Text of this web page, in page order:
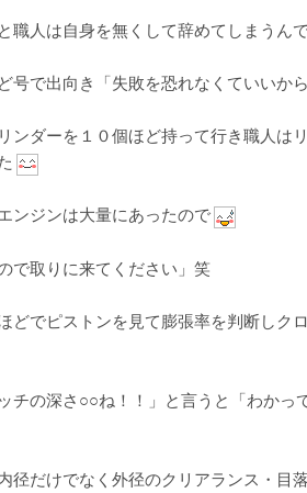
職人は自身を無くして辞めてしまうん
号で出向き「失敗を恐れなくていいか
ンダーを１０個ほど持って行き職人は
ンジンは大量にあったので
で取りに来てください」笑
どでピストンを見て膨張率を判断しク
チの深さ○○ね！！」と言うと「わかっ
径だけでなく外径のクリアランス・目